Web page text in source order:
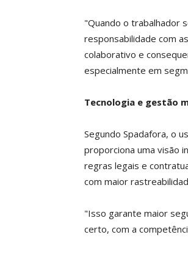
"Quando o trabalhador
responsabilidade com
colaborativo e
especialmente em
Tecnologia e gestão
Segundo Spadafora, o
proporciona uma visão
regras legais e
com maior
"Isso garante maior
certo, com a